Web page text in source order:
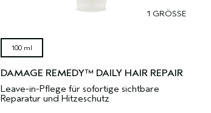
1 GRÖSSE
100 ml
DAMAGE REMEDY™ DAILY HAIR REPAIR
Leave-in-Pflege für sofortige sichtbare
Reparatur und Hitzeschutz